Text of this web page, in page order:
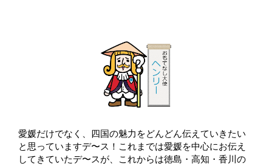
愛媛だけでなく、四国の魅力をどんどん伝えていきたい
と思っていますデ〜ス！これまでは愛媛を中心にお伝え
してきていたデ〜スが、これからは徳島・高知・香川の